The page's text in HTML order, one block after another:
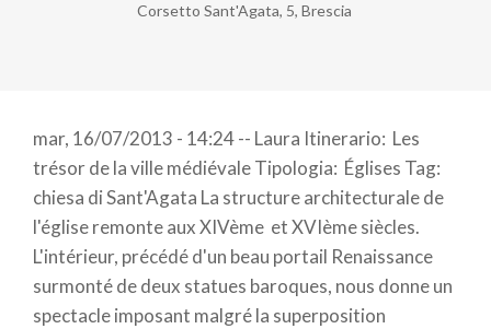
Corsetto Sant'Agata, 5, Brescia
mar, 16/07/2013 - 14:24 -- Laura Itinerario: Les
trésor de la ville médiévale Tipologia: Églises Tag:
chiesa di Sant'Agata La structure architecturale de
l'église remonte aux XIVème et XVIème siècles.
L'intérieur, précédé d'un beau portail Renaissance
surmonté de deux statues baroques, nous donne un
spectacle imposant malgré la superposition